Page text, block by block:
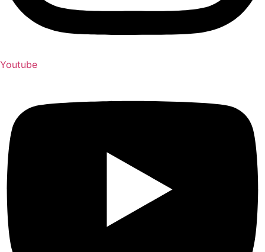
Youtube